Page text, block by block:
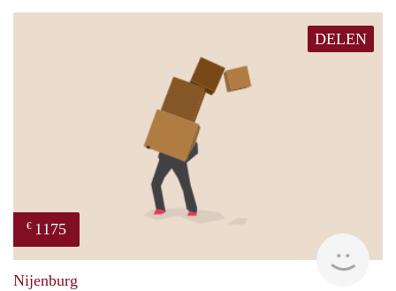
DELEN
€ 1175
Nijenburg